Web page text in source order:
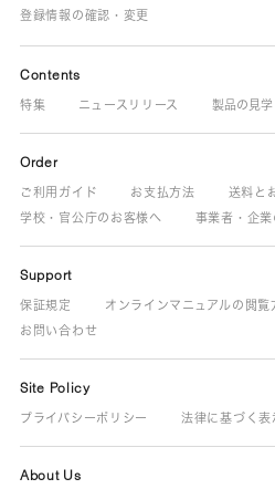
登録情報の確認・変更
Contents
特集 ニュースリリース 製品の見学
Order
ご利用ガイド お支払方法 送料と
学校・官公庁のお客様へ
事業者・企
Support
保証規定 オンラインマニュアルの閲覧
お問い合わせ
Site Policy
プライバシーポリシー 法律に基づく表
About Us